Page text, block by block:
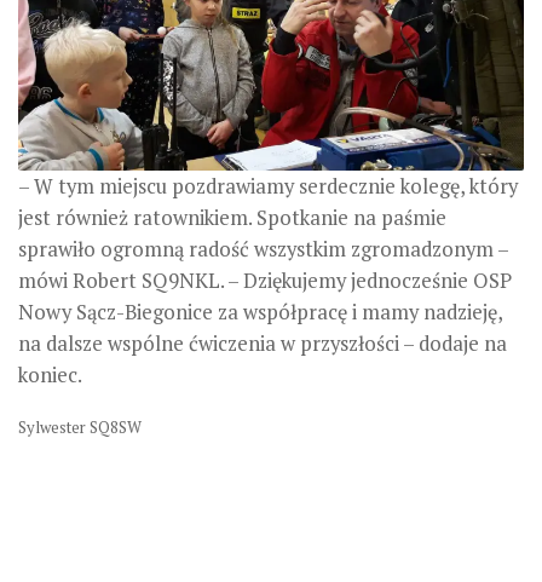
– W tym miejscu pozdrawiamy serdecznie kolegę, który
jest również ratownikiem. Spotkanie na paśmie
sprawiło ogromną radość wszystkim zgromadzonym –
mówi Robert SQ9NKL. – Dziękujemy jednocześnie OSP
Nowy Sącz-Biegonice za współpracę i mamy nadzieję,
na dalsze wspólne ćwiczenia w przyszłości – dodaje na
koniec.
Sylwester SQ8SW